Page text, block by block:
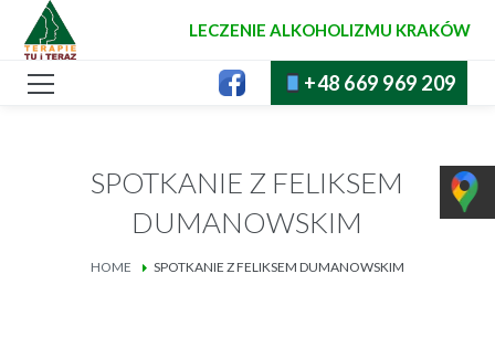
LECZENIE ALKOHOLIZMU KRAKÓW
+48 669 969 209
SPOTKANIE Z FELIKSEM
DUMANOWSKIM
HOME SPOTKANIE Z FELIKSEM DUMANOWSKIM